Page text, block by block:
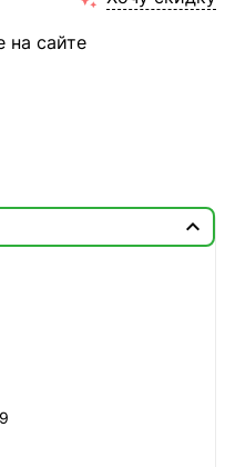
на сайте
